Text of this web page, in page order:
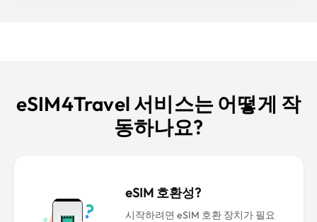
eSIM4Travel 서비스는 어떻게 작
동하나요?
eSIM 호환성?
시작하려면 eSIM 호환 장치가 필요